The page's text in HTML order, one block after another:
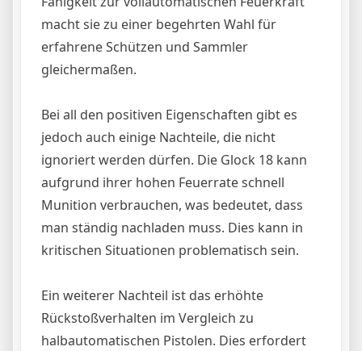
macht sie zu einer begehrten Wahl für
erfahrene Schützen und Sammler
gleichermaßen.
Bei all den positiven Eigenschaften gibt es
jedoch auch einige Nachteile, die nicht
ignoriert werden dürfen. Die Glock 18 kann
aufgrund ihrer hohen Feuerrate schnell
Munition verbrauchen, was bedeutet, dass
man ständig nachladen muss. Dies kann in
kritischen Situationen problematisch sein.
Ein weiterer Nachteil ist das erhöhte
Rückstoßverhalten im Vergleich zu
halbautomatischen Pistolen. Dies erfordert